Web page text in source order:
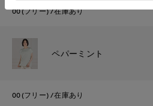
00(フリー) 在庫あり
ペパーミント
00(フリー) 在庫あり